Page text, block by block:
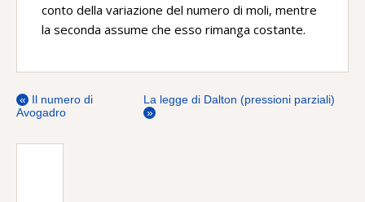
conto della variazione del numero di moli, mentre
la seconda assume che esso rimanga costante.
« Il numero di
Avogadro
La legge di Dalton (pressioni parziali)
»